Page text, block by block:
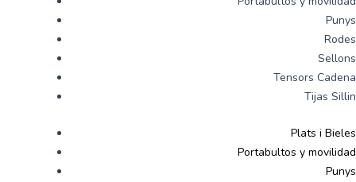
Punys
Rodes
Sellons
Tensors Cadena
Tijas Sillin
Plats i Bieles
Portabultos y movilidad
Punys